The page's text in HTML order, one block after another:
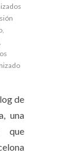
,
,
de
una
que